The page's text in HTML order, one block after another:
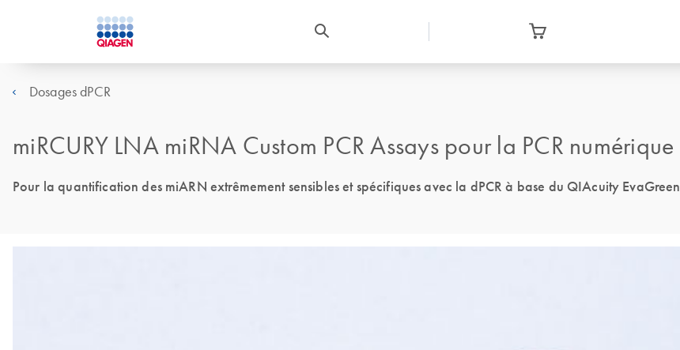
Dosages dPCR
miRCURY LNA miRNA Custom PCR Assays pour la PCR numérique
Pour la quantification des miARN extrêmement sensibles et spécifiques avec la dPCR à base du QIAcuity EvaGreen